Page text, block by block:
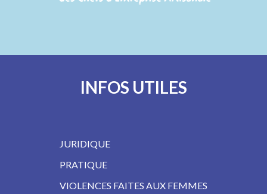
INFOS UTILES
JURIDIQUE
PRATIQUE
VIOLENCES FAITES AUX FEMMES